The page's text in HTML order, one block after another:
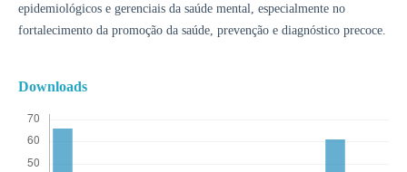
epidemiológicos e gerenciais da saúde mental, especialmente no
fortalecimento da promoção da saúde, prevenção e diagnóstico precoce.
Downloads